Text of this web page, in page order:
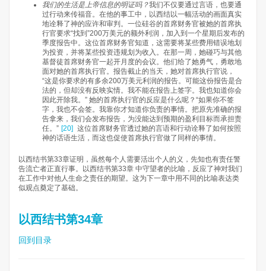
我们的生活是上帝信息的明证吗？我们不仅要通过言语，也要通
过行动来传福音。在他的事工中，以西结以一幅活动的画面真实
地诠释了神的应许和审判。一位硅谷的首席财务官被她的首席执
行官要求“找到”200万美元的额外利润，加入到一个星期后发布的
季度报告中。这位首席财务官知道，这需要将某些费用错误地划
为投资，并将某些投资违规划为收入。在那一周，她碰巧与其他
基督徒首席财务官一起开月度的会议。他们给了她勇气，勇敢地
面对她的首席执行官。报告截止的当天，她对首席执行官说，
“这是你要求的有多余200万美元利润的报告。可能这份报告是合
法的，但却没有反映实情。我不能在报告上签字。我也知道你会
因此开除我。” 她的首席执行官的反应是什么呢？“如果你不签
字，我也不会签。我靠你才知道你负责的事情。把原先准确的报
告拿来，我们会发布报告，为没能达到预期的盈利目标而承担责
任。”​ [20] 这位首席财务官透过她的言语和行动诠释了如何按照
神的话语生活，而这也促使首席执行官做了同样的事情。
以西结书第33章证明，虽然每个人需要活出个人的义，先知也有责任警
告流亡者正直行事。以西结书第33章 中守望者的比喻，反应了神对我们
在工作中对他人生命之责任的期望。这为下一章中用不同的比喻表达类
似观点奠定了基础。
以西结书第34章
回到目录